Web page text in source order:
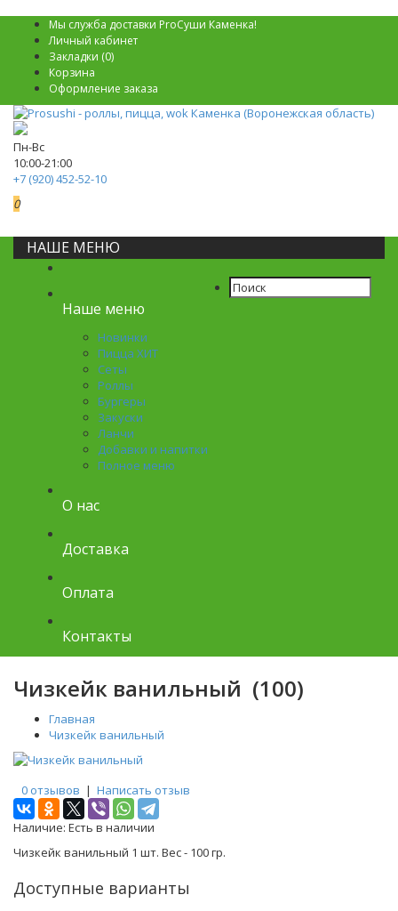
Мы служба доставки ProСуши Каменка!
Личный кабинет
Закладки (0)
Корзина
Оформление заказа
Пн-Вс
10:00-21:00
+7 (920) 452-52-10
0
НАШЕ МЕНЮ
Наше меню
Новинки
Пицца ХИТ
Сеты
Роллы
Бургеры
Закуски
Ланчи
Добавки и напитки
Полное меню
О нас
Доставка
Оплата
Контакты
Чизкейк ванильный (100)
Главная
Чизкейк ванильный
0 отзывов | Написать отзыв
Наличие: Есть в наличии
Чизкейк ванильный 1 шт. Вес - 100 гр.
Доступные варианты